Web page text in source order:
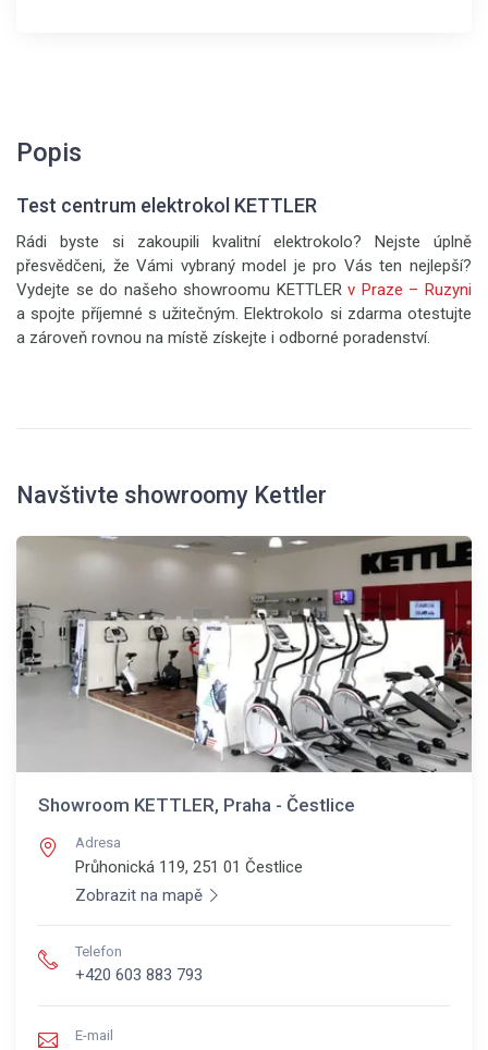
Popis
Test centrum elektrokol KETTLER
Rádi byste si zakoupili kvalitní elektrokolo? Nejste úplně
přesvědčeni, že Vámi vybraný model je pro Vás ten nejlepší?
Vydejte se do našeho showroomu KETTLERv Praze – Ruzyni
a spojte příjemné s užitečným. Elektrokolo si zdarma otestujte
a zároveň rovnou na místě získejte i odborné poradenství.
Navštivte showroomy Kettler
Showroom KETTLER, Praha - Čestlice
Adresa
Průhonická 119, 251 01 Čestlice
Zobrazit na mapě
Telefon
+420 603 883 793
E-mail